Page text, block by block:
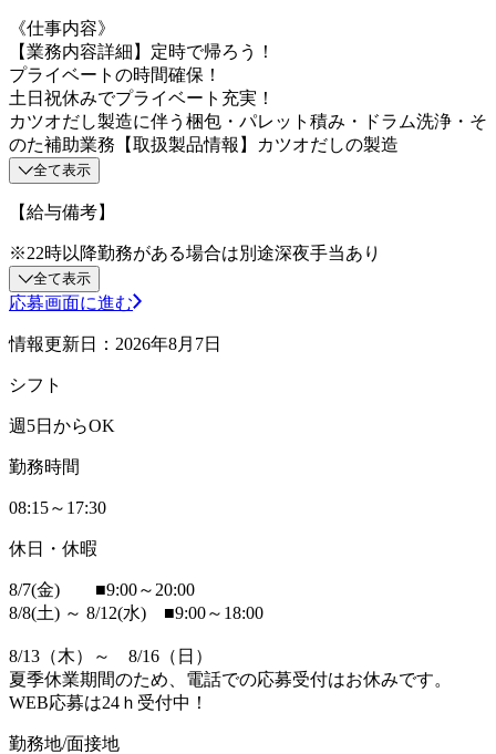
《仕事内容》
【業務内容詳細】定時で帰ろう！
プライベートの時間確保！
土日祝休みでプライベート充実！
カツオだし製造に伴う梱包・パレット積み・ドラム洗浄・そ
のた補助業務【取扱製品情報】カツオだしの製造
全て表示
【給与備考】
※22時以降勤務がある場合は別途深夜手当あり
全て表示
応募画面に進む
情報更新日：2026年8月7日
シフト
週5日からOK
勤務時間
08:15～17:30
休日・休暇
8/7(金) ■9:00～20:00
8/8(土) ～ 8/12(水) ■9:00～18:00
8/13（木）～ 8/16（日）
夏季休業期間のため、電話での応募受付はお休みです。
WEB応募は24ｈ受付中！
勤務地/面接地